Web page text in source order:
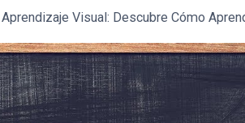
Visual: Descubre Cómo